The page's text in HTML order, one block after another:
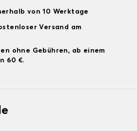
von 10 Werktage
Versand am
ohne Gebühren, ab einem
60 €.